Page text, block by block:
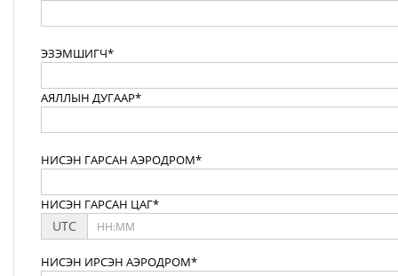
ЭЗЭМШИГЧ*
АЯЛЛЫН ДУГААР*
НИСЭН ГАРСАН АЭРОДРОМ*
НИСЭН ГАРСАН ЦАГ*
UTC
НИСЭН ИРСЭН АЭРОДРОМ*